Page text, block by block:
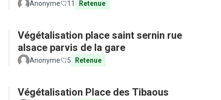
Anonyme 11 Retenue
Végétalisation place saint sernin rue
alsace parvis de la gare
Anonyme 5 Retenue
Végétalisation Place des Tibaous